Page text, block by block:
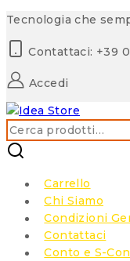
Skip
content
Tecnologia che
Contattaci: +39
Accedi
Cerca:
Carrello
Chi Siamo
Condizioni
Contattaci
Conto e S-